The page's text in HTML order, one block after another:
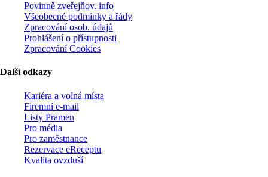
Povinně zveřejňov. info
Všeobecné podmínky a řády
Zpracování osob. údajů
Prohlášení o přístupnosti
Zpracování Cookies
Další odkazy
Kariéra a volná místa
Firemní­ e-mail
Listy Pramen
Pro média
Pro zaměstnance
Rezervace eReceptu
Kvalita ovzduší